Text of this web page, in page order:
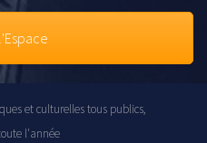
et culturelles tous publics,
l'année